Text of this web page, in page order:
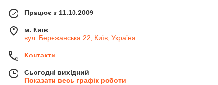
Працює з 11.10.2009
м. Київ
вул. Бережанська 22, Київ, Україна
Контакти
Сьогодні вихідний
Показати весь графік роботи